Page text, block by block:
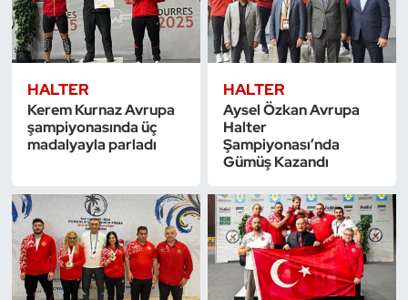
HALTER
Kerem Kurnaz Avrupa
şampiyonasında üç
madalyayla parladı
HALTER
Aysel Özkan Avrupa
Halter
Şampiyonası’nda
Gümüş Kazandı